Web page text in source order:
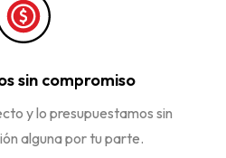
sin compromiso
y lo presupuestamos sin
alguna por tu parte.